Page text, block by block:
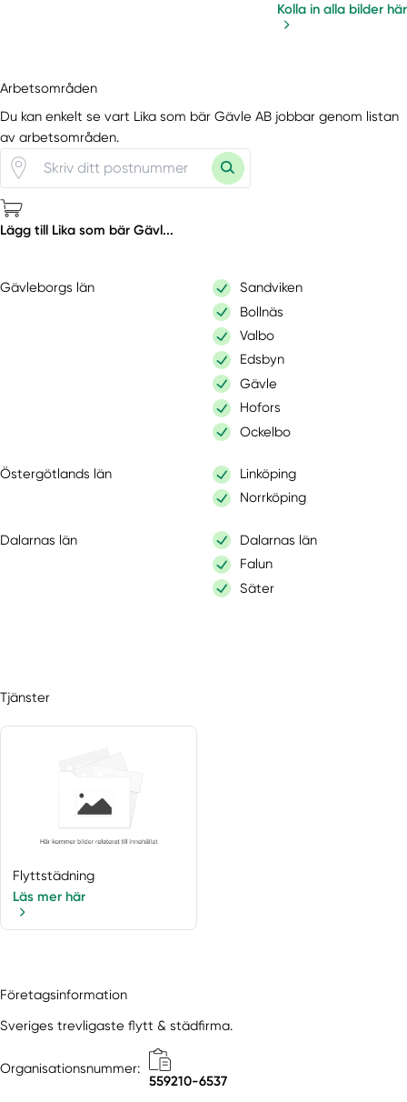
Kolla in alla bilder här
Arbetsområden
Du kan enkelt se vart Lika som bär Gävle AB jobbar genom listan
av arbetsområden.
Lägg till Lika som bär Gävl...
Gävleborgs län
Sandviken
Bollnäs
Valbo
Edsbyn
Gävle
Hofors
Ockelbo
Östergötlands län
Linköping
Norrköping
Dalarnas län
Dalarnas län
Falun
Säter
Tjänster
Flyttstädning
Läs mer här
Företagsinformation
Sveriges trevligaste flytt & städfirma.
Organisationsnummer:
559210-6537